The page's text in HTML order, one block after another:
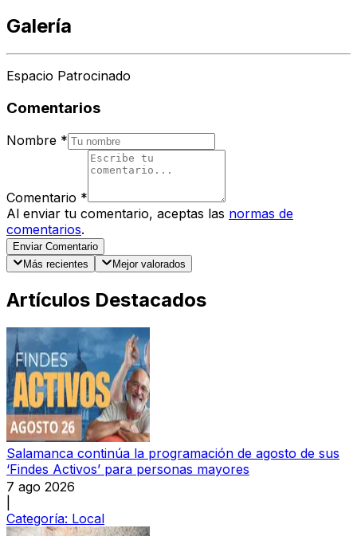
Galería
Espacio Patrocinado
Comentarios
Nombre *
Comentario *
Al enviar tu comentario, aceptas las normas de
comentarios.
Enviar Comentario
Más recientes
Mejor valorados
Artículos Destacados
Salamanca continúa la programación de agosto de sus
‘Findes Activos’ para personas mayores
7 ago 2026
Categoría: Local